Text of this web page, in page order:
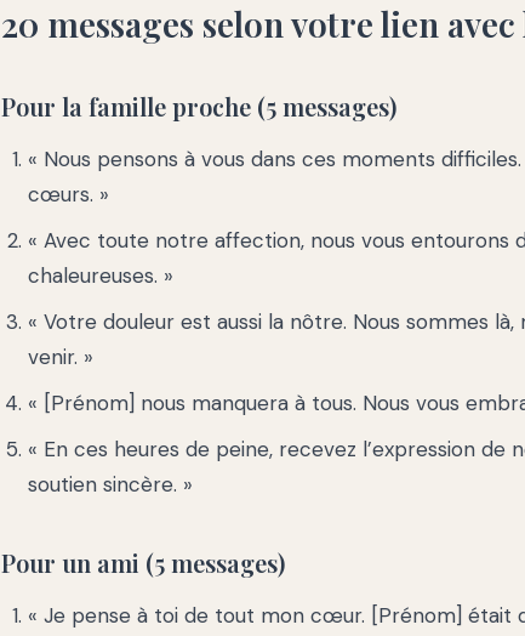
20 messages selon votre lien
Pour la famille proche (5 messages)
« Nous pensons à vous dans ces moments
cœurs. »
« Avec toute notre affection, nous vous entourons
chaleureuses. »
« Votre douleur est aussi la nôtre. Nous sommes
venir. »
« [Prénom] nous manquera à tous. Nous vous
« En ces heures de peine, recevez l’expression
soutien sincère. »
Pour un ami (5 messages)
« Je pense à toi de tout mon cœur. [Prénom] était